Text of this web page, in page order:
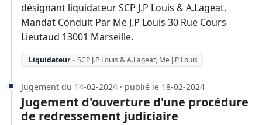
désignant liquidateur SCP J.P Louis & A.Lageat,
Mandat Conduit Par Me J.P Louis 30 Rue Cours
Lieutaud 13001 Marseille.
Liquidateur - SCP J.P Louis & A.Lageat, Me J.P Louis
Jugement du 14-02-2024 · publié le 18-02-2024
Jugement d'ouverture d'une procédure
de redressement judiciaire